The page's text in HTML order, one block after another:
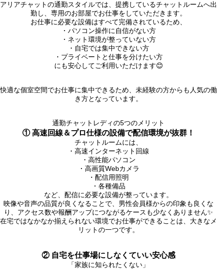
アリアチャットの通勤スタイルでは、提携しているチャットルームへ出
勤し、専用のお部屋でお仕事をしていただきます。
お仕事に必要な設備はすべて完備されているため、
・パソコン操作に自信がない方
・ネット環境が整っていない方
・自宅では集中できない方
・プライベートと仕事を分けたい方
にも安心してご利用いただけます😊
快適な個室空間でお仕事に集中できるため、未経験の方からも人気の働
き方となっています。
通勤チャットレディの5つのメリット
① 高速回線＆プロ仕様の設備で配信環境が抜群！
チャットルームには、
・高速インターネット回線
・高性能パソコン
・高画質Webカメラ
・配信用照明
・各種備品
など、配信に必要な設備が整っています。
映像や音声の品質が良くなることで、男性会員様からの印象も良くな
り、アクセス数や報酬アップにつながるケースも少なくありません✨
在宅ではなかなか揃えられない環境でお仕事ができることは、大きなメ
リットの一つです。
② 自宅を仕事場にしなくていい安心感
「家族に知られたくない」